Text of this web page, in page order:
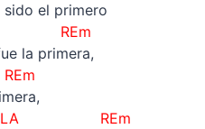
el primero
REm
primera,
REm